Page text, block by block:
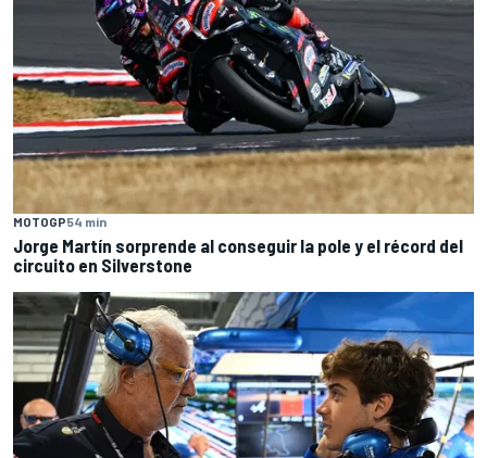
MOTOGP54 min
Jorge Martín sorprende al conseguir la pole y el récord del
circuito en Silverstone